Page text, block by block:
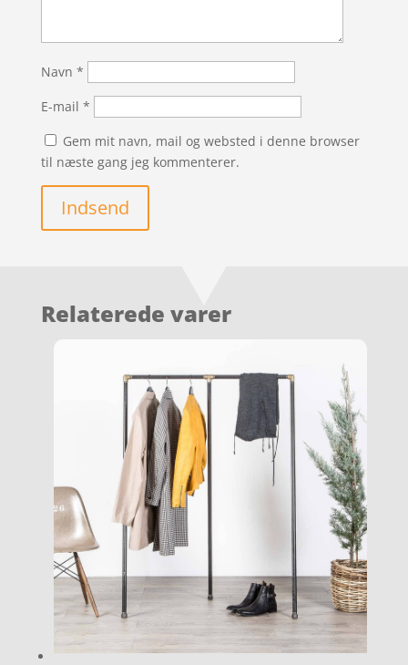
Navn *
E-mail *
Gem mit navn, mail og websted i denne browser
til næste gang jeg kommenterer.
Indsend
Relaterede varer